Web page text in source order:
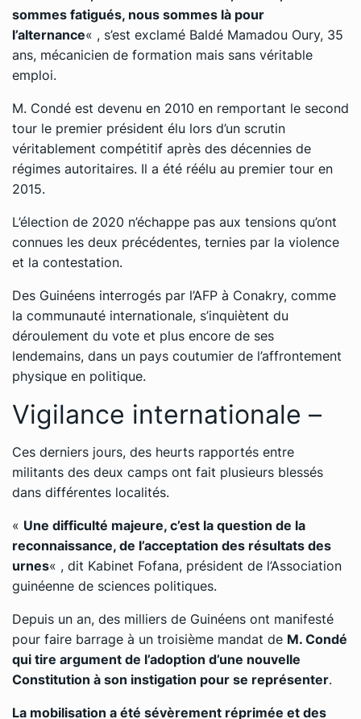
sommes fatigués, nous sommes là pour
l’alternance« , s’est exclamé Baldé Mamadou Oury, 35
ans, mécanicien de formation mais sans véritable
emploi.
M. Condé est devenu en 2010 en remportant le second
tour le premier président élu lors d’un scrutin
véritablement compétitif après des décennies de
régimes autoritaires. Il a été réélu au premier tour en
2015.
L’élection de 2020 n’échappe pas aux tensions qu’ont
connues les deux précédentes, ternies par la violence
et la contestation.
Des Guinéens interrogés par l’AFP à Conakry, comme
la communauté internationale, s’inquiètent du
déroulement du vote et plus encore de ses
lendemains, dans un pays coutumier de l’affrontement
physique en politique.
Vigilance internationale –
Ces derniers jours, des heurts rapportés entre
militants des deux camps ont fait plusieurs blessés
dans différentes localités.
« Une difficulté majeure, c’est la question de la
reconnaissance, de l’acceptation des résultats des
urnes« , dit Kabinet Fofana, président de l’Association
guinéenne de sciences politiques.
Depuis un an, des milliers de Guinéens ont manifesté
pour faire barrage à un troisième mandat de M. Condé
qui tire argument de l’adoption d’une nouvelle
Constitution à son instigation pour se représenter.
La mobilisation a été sévèrement réprimée et des